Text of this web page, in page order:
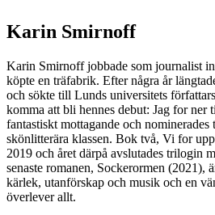
Karin Smirnoff
Karin Smirnoff jobbade som journalist
köpte en träfabrik. Efter några år
och sökte till Lunds universitets
komma att bli hennes debut: Jag for ner
fantastiskt mottagande och
skönlitterära klassen. Bok två, Vi for
2019 och året därpå avslutades trilogin
senaste romanen, Sockerormen (2021),
kärlek, utanförskap och musik och en
överlever allt.